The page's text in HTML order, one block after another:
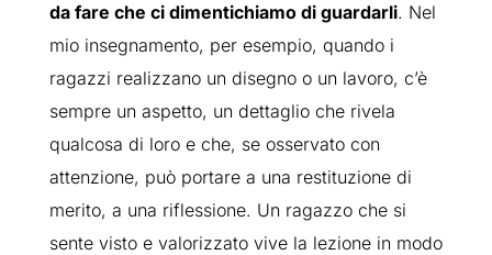
da fare che ci dimentichiamo di guardarli. Nel
mio insegnamento, per esempio, quando i
ragazzi realizzano un disegno o un lavoro, c’è
sempre un aspetto, un dettaglio che rivela
qualcosa di loro e che, se osservato con
attenzione, può portare a una restituzione di
merito, a una riflessione. Un ragazzo che si
sente visto e valorizzato vive la lezione in modo